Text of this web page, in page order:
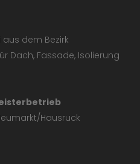
dem Bezirk
Dach, Fassade, Isolierung
Hausruck